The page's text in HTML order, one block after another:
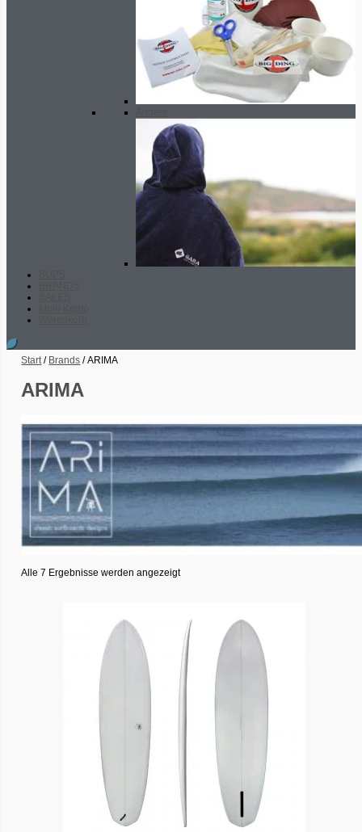
Start/ Brands / ARIMA
ARIMA
Alle 7 Ergebnisse werden angezeigt